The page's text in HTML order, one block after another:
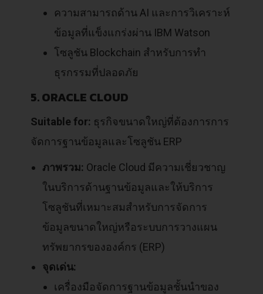
ความสามารถด้าน AI และการวิเคราะห์
ข้อมูลที่แข็งแกร่งผ่าน IBM Watson
โซลูชัน Blockchain สำหรับการทำ
ธุรกรรมที่ปลอดภัย
5. ORACLE CLOUD
Suitable for: ธุรกิจขนาดใหญ่ที่ต้องการการ
จัดการฐานข้อมูลและโซลูชัน ERP
ภาพรวม: Oracle Cloud มีความเชี่ยวชาญ
ในบริการด้านฐานข้อมูลและให้บริการ
โซลูชันที่เหมาะสมสำหรับการจัดการ
ข้อมูลขนาดใหญ่หรือระบบการวางแผน
ทรัพยากรขององค์กร (ERP)
จุดเด่น:
เครื่องมือจัดการฐานข้อมูลชั้นนำของ